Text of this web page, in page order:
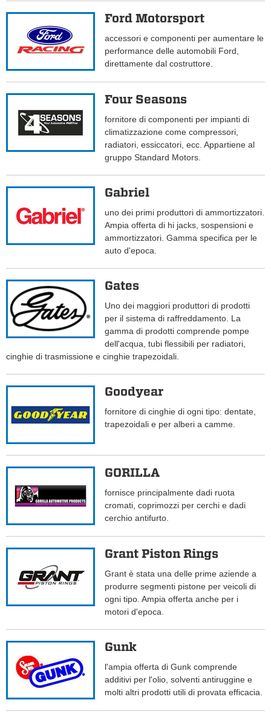
Ford Motorsport
accessori e componenti per aumentare le
performance delle automobili Ford,
direttamente dal costruttore.
Four Seasons
fornitore di componenti per impianti di
climatizzazione come compressori,
radiatori, essiccatori, ecc. Appartiene al
gruppo Standard Motors.
Gabriel
uno dei primi produttori di ammortizzatori.
Ampia offerta di hi jacks, sospensioni e
ammortizzatori. Gamma specifica per le
auto d'epoca.
Gates
Uno dei maggiori produttori di prodotti
per il sistema di raffreddamento. La
gamma di prodotti comprende pompe
dell'acqua, tubi flessibili per radiatori,
cinghie di trasmissione e cinghie trapezoidali.
Goodyear
fornitore di cinghie di ogni tipo: dentate,
trapezoidali e per alberi a camme.
GORILLA
fornisce principalmente dadi ruota
cromati, coprimozzi per cerchi e dadi
cerchio antifurto.
Grant Piston Rings
Grant è stata una delle prime aziende a
produrre segmenti pistone per veicoli di
ogni tipo. Ampia offerta anche per i
motori d'epoca.
Gunk
l'ampia offerta di Gunk comprende
additivi per l'olio, solventi antiruggine e
molti altri prodotti utili di provata efficacia.